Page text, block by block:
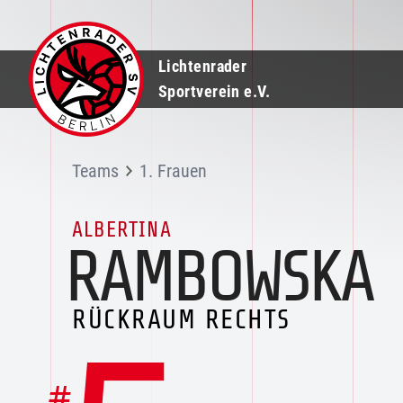
Lichtenrader
Sportverein e.V.
Teams 1. Frauen
ALBERTINA
RAMBOWSKA
RÜCKRAUM RECHTS